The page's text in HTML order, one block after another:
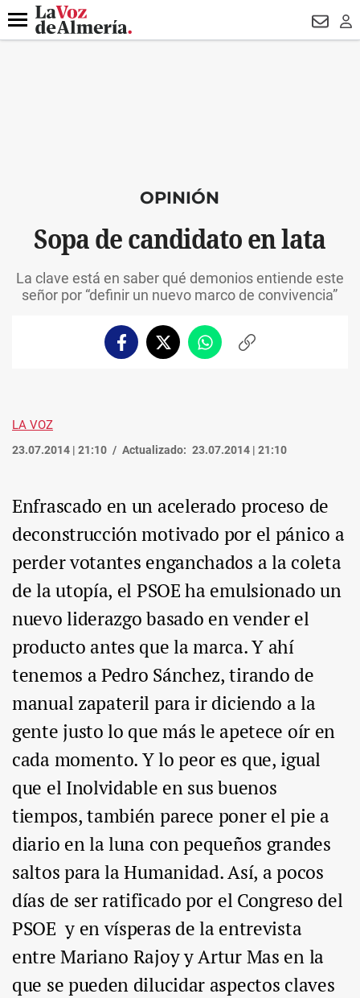
DESTACADO CONDENADOS
Menú
OPINIÓN
Sopa de candidato en lata
La clave está en saber qué demonios entiende este
señor por “definir un nuevo marco de convivencia”
FacebookTwitterWhatsappCopiar
LA VOZ
23.07.2014 | 21:10 Actualizado: 23.07.2014 | 21:10
Enfrascado en un acelerado proceso de
deconstrucción motivado por el pánico a
perder votantes enganchados a la coleta
de la utopía, el PSOE ha emulsionado un
nuevo liderazgo basado en vender el
producto antes que la marca. Y ahí
tenemos a Pedro Sánchez, tirando de
manual zapateril para ir diciendo a la
gente justo lo que más le apetece oír en
cada momento. Y lo peor es que, igual
que el Inolvidable en sus buenos
tiempos, también parece poner el pie a
diario en la luna con pequeños grandes
saltos para la Humanidad. Así, a pocos
días de ser ratificado por el Congreso del
PSOE y en vísperas de la entrevista
entre Mariano Rajoy y Artur Mas en la
que se pueden dilucidar aspectos claves